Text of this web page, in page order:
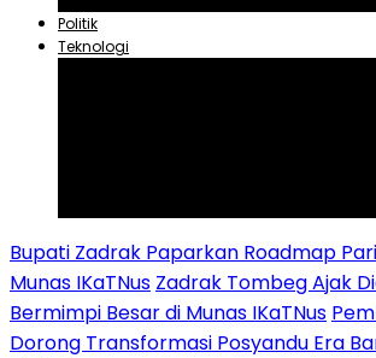
Politik
Teknologi
Bupati Zadrak Paparkan Roadmap
Munas IKaTNus Zadrak Tombeg Ajak
Bermimpi Besar di Munas IKaTNus
Dorong Transformasi Posyandu Era